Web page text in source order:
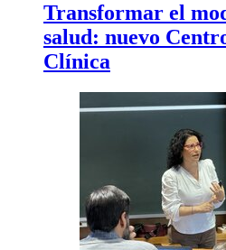
Transformar el
salud: nuevo
Clínica